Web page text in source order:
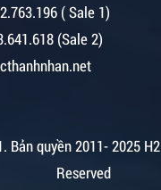
( Sale 1)
(Sale 2)
Bản quyền 2011- 2025
Reserved